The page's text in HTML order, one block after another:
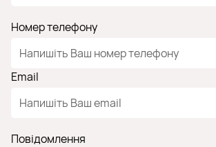
Номер телефону
Email
Повідомлення